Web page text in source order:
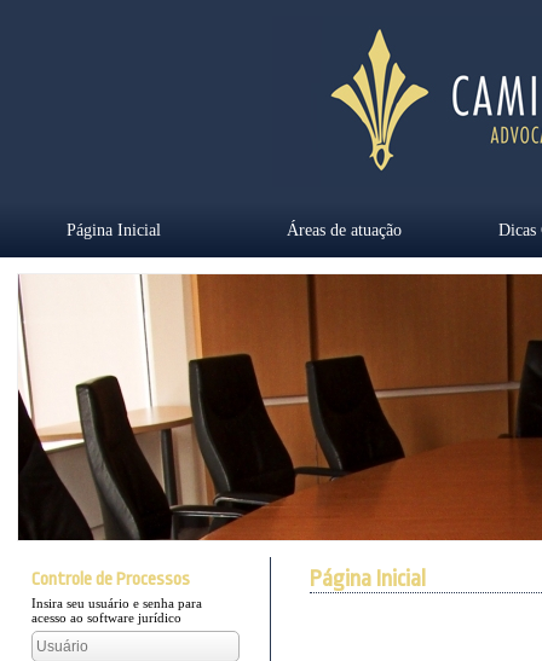
Página Inicial Áreas de atuação Dicas
Controle de Processos
Insira seu usuário e senha para
acesso ao software jurídico
Página Inicial